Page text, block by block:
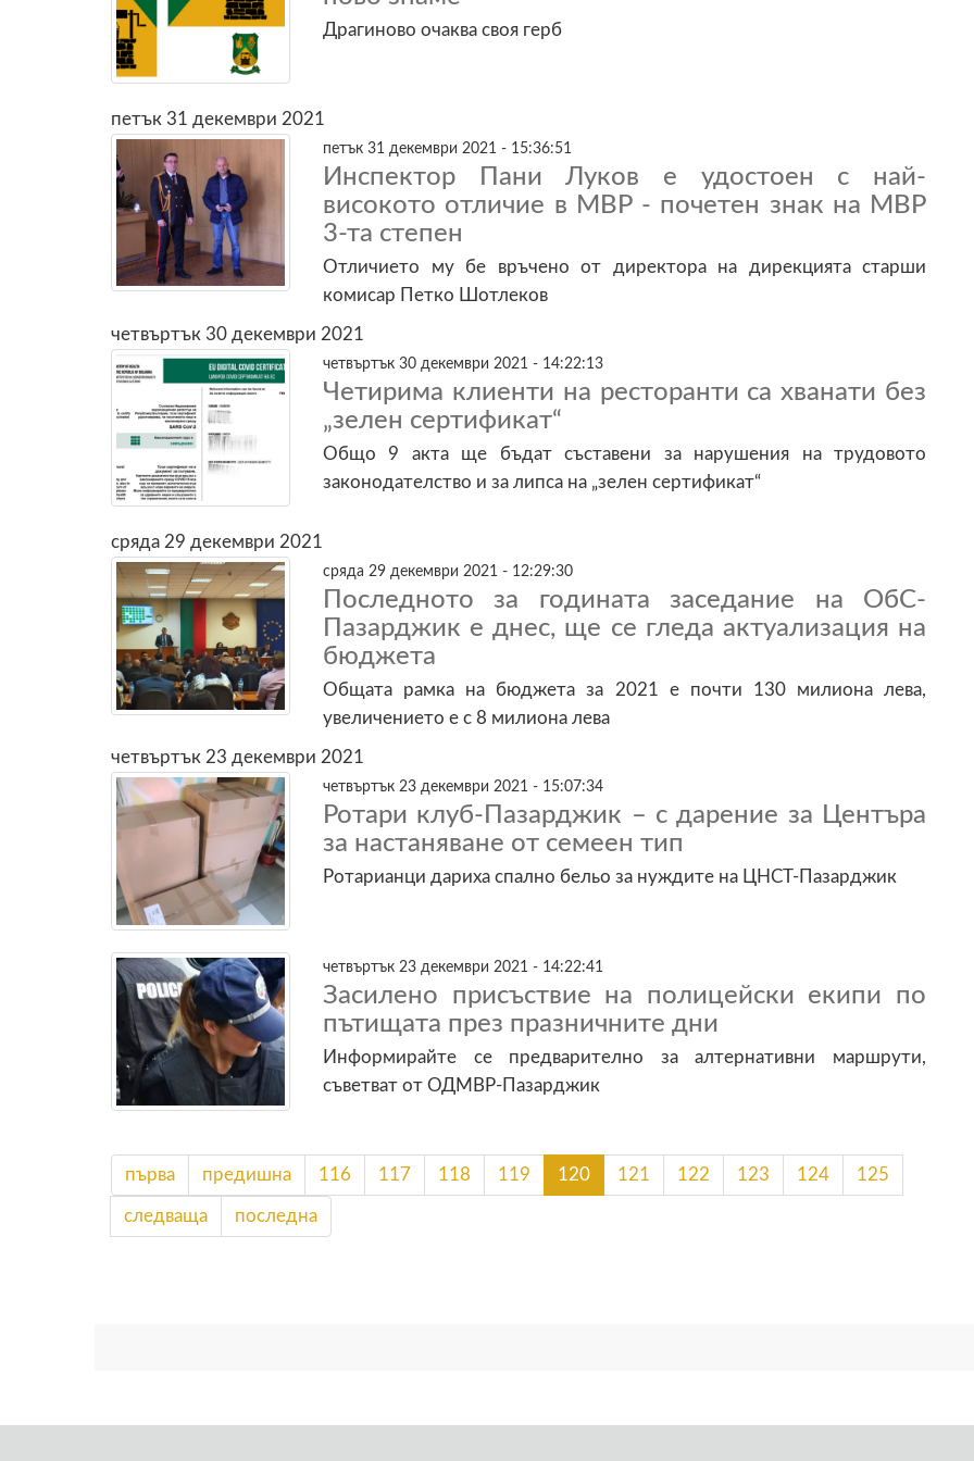
Драгиново очаква своя герб
петък 31 декември 2021
петък 31 декември 2021 - 15:36:51
Инспектор Пани Луков е удостоен с най-
високото отличие в МВР - почетен знак на МВР
3-та степен
Отличието му бе връчено от директора на дирекцията старши
комисар Петко Шотлеков
четвъртък 30 декември 2021
четвъртък 30 декември 2021 - 14:22:13
Четирима клиенти на ресторанти са хванати без
„зелен сертификат“
Общо 9 акта ще бъдат съставени за нарушения на трудовото
законодателство и за липса на „зелен сертификат“
сряда 29 декември 2021
сряда 29 декември 2021 - 12:29:30
Последното за годината заседание на ОбС-
Пазарджик е днес, ще се гледа актуализация на
бюджета
Общата рамка на бюджета за 2021 е почти 130 милиона лева,
увеличението е с 8 милиона лева
четвъртък 23 декември 2021
четвъртък 23 декември 2021 - 15:07:34
Ротари клуб-Пазарджик – с дарение за Центъра
за настаняване от семеен тип
Ротарианци дариха спално бельо за нуждите на ЦНСТ-Пазарджик
четвъртък 23 декември 2021 - 14:22:41
Засилено присъствие на полицейски екипи по
пътищата през празничните дни
Информирайте се предварително за алтернативни маршрути,
съветват от ОДМВР-Пазарджик
първа предишна 116 117 118 119 120 121 122 123 124 125
следваща последна